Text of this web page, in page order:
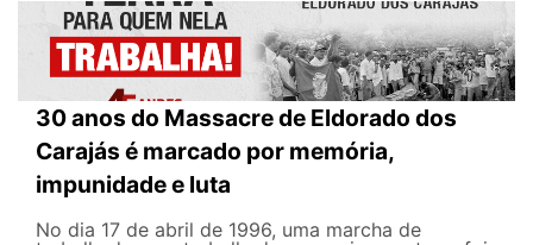
30 anos do Massacre de Eldorado dos
Carajás é marcado por memória,
impunidade e luta
No dia 17 de abril de 1996, uma marcha de